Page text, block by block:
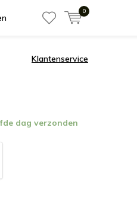
0
Klantenservice
dag verzonden